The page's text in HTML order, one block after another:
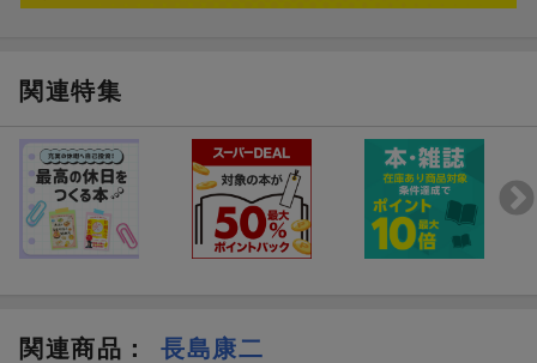
関連特集
関連商品 ： 長島康二